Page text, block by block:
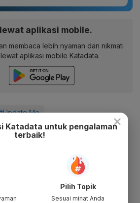
aplikasi mobile.
membaca lebih nyaman dan nikmati
aplikasi mobile Katadata.
Me ×
Katadata untuk pengalaman
terbaik!
Pilih Topik
Sesuai minat Anda